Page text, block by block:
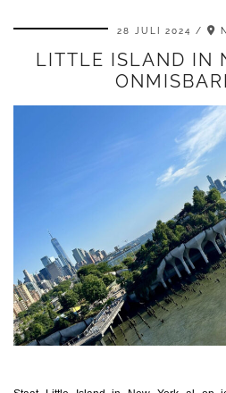
28 JULI 2024
LITTLE ISLAND IN